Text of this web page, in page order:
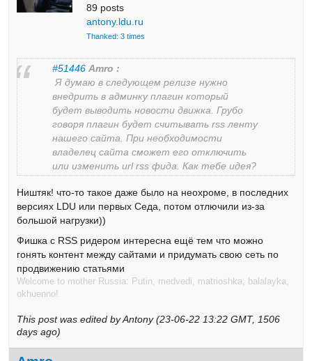
89 posts
antony.ldu.ru
Thanked: 3 times
#51446 Amro :
Я думаю в следующем релизе нужно
внедрить в админку плагин который
будет выводить новости движка. Грубо
говоря плагин будет считывать rss ленту
нашего сайта. При необходимости
владелец сайта сможет его отключить
или изменить url rss фида. Как тебе идея?
Ништяк! что-то такое даже было на неохроме, в последних
версиях LDU или первых Седа, потом отлючили из-за
большой нагрузки))
Фишка с RSS ридером интересна ещё тем что можно
гонять контент между сайтами и придумать свою сеть по
продвижению статьями
Welcome to mother Russia: Putin, medvedi, matrioshka, balalayka,
okhuenno!
This post was edited by Antony (23-06-22 13:22 GMT, 1506
days ago)